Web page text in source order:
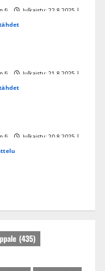
Julkaistu: 22.8.2025 |
Julkaistu: 21.8.2025 |
Julkaistu: 20.8.2025 |
Julkaistu: 27.4.2025 |
(435)